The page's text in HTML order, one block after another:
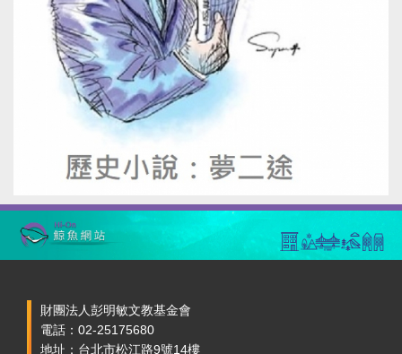
財團法人彭明敏文教基金會
電話：02-25175680
地址：台北市松江路9號14樓